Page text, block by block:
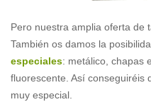
Pero nuestra amplia oferta de
También os damos la
especiales: metálico, chapas
fluorescente. Así conseguiréis
muy especial.